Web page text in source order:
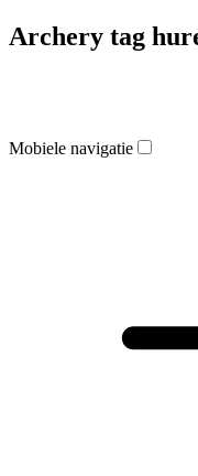
Archery tag
Mobiele navigatie